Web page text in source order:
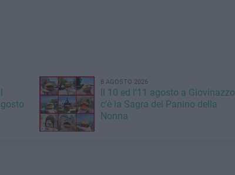
8 AGOSTO 2026
Il 10 ed l'11 agosto a Giovinazzo
c'è la Sagra del Panino della
Nonna